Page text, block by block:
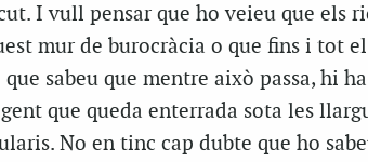
I vull pensar que ho veieu que els
mur de burocràcia o que fins i tot
sabeu que mentre això passa, hi
que queda enterrada sota les
No en tinc cap dubte que ho